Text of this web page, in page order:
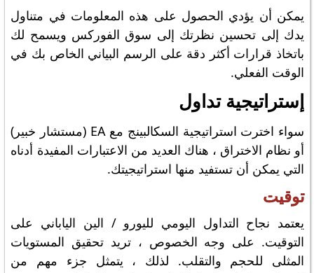
يمكن أن يؤدي الحصول على هذه المعلومات في متناول
يدك إلى تحسين نظرتك إلى سوق الفوركس ويسمح لك
باتخاذ قرارات أكثر دقة على الرسم البياني الخاص بك في
الوقت الفعلي.
إستراتيجية تداول
سواء اخترت استراتيجية السكالبينج مع EA (مستشار خبير)
أو نظام الاختراق ، هناك العديد من الاعتبارات المفيدة أدناه
التي يمكن أن تستفيد منها استراتيجيتك.
توقيت
يعتمد نجاح التداول اليومي لليورو / الين الياباني على
التوقيت. على وجه الخصوص ، تريد تحقيق المستويات
المثلى للحجم والتقلب. لذلك ، يتمثل جزء مهم من